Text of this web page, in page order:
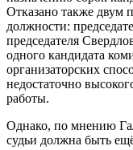
Отказано также двум
должности:
председателя
одного кандидата
организаторских
недостаточно
работы.
Однако, по мнению
судьи должна быть